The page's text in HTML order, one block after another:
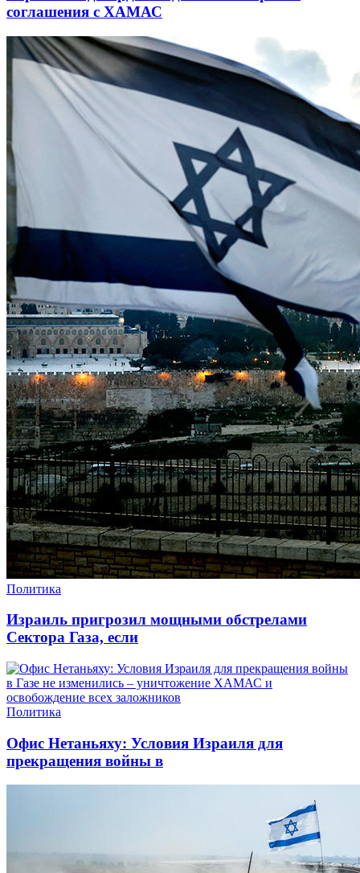
соглашения с ХАМАС
Политика
Израиль пригрозил мощными обстрелами
Сектора Газа, если
Политика
Офис Нетаньяху: Условия Израиля для
прекращения войны в